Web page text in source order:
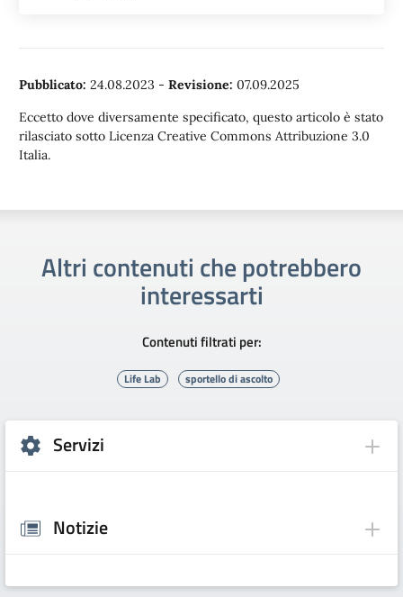
Pubblicato: 24.08.2023 - Revisione: 07.09.2025
Eccetto dove diversamente specificato, questo articolo è stato
rilasciato sotto Licenza Creative Commons Attribuzione 3.0
Italia.
Altri contenuti che potrebbero
interessarti
Contenuti filtrati per:
Life Lab sportello di ascolto
Servizi
Notizie